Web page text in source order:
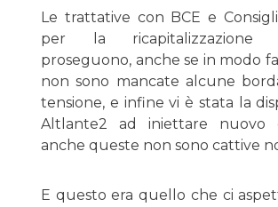
Le trattative con BCE e
per la ricapitalizzazione
proseguono, anche se in modo
non sono mancate alcune
tensione, e infine vi è stata la
Altlante2 ad iniettare nuovo
anche queste non sono cattive
E questo era quello che ci